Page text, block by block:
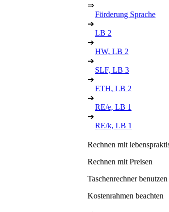
⇒
Förderung Sprache
➔
LB 2
➔
HW, LB 2
➔
SLF, LB 3
➔
ETH, LB 2
➔
RE/e, LB 1
➔
RE/k, LB 1
Rechnen mit
Rechnen mit Preisen
Taschenrechner benutzen
Kostenrahmen beachten